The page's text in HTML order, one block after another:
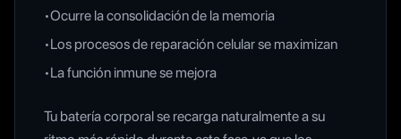
•Ocurre la consolidación de la memoria
•Los procesos de reparación celular se maximizan
•La función inmune se mejora
Tu batería corporal se recarga naturalmente a su